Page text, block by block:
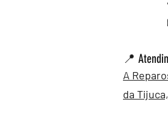
📍
A
da Tijuca,